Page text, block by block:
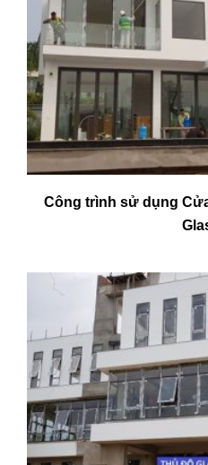
Công trình sử dụng